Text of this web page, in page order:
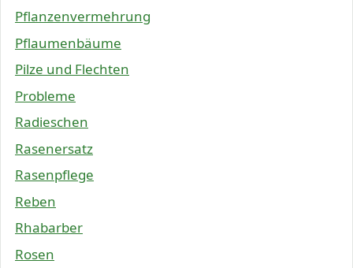
Pflanzenvermehrung
Pflaumenbäume
Pilze und Flechten
Probleme
Radieschen
Rasenersatz
Rasenpflege
Reben
Rhabarber
Rosen